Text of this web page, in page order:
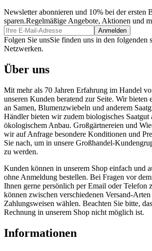
Newsletter abonnieren und 10% bei der ersten
sparen.Regelmäßige Angebote, Aktionen und
Folgen Sie unsSie finden uns in den folgenden
Netzwerken.
Über uns
Mit mehr als 70 Jahren Erfahrung im Handel
unseren Kunden beratend zur Seite. Wir bieten
an Samen, Blumenzwiebeln und anderem
Händler bieten wir zudem biologisches Saatgut
ökologischem Anbau. Großgärtnereien und
wir auf Anfrage besondere Konditionen und
Sie nach, um in unsere Großhandel-
zu werden.
Kunden können in unserem Shop einfach und
ohne Anmeldung bestellen. Bei Fragen vor
Ihnen gerne persönlich per Email oder Telefon
können zwischen verschiedenen Versand-Arten
Zahlungsweisen wählen. Beachten Sie bitte,
Rechnung in unserem Shop nicht möglich ist.
Informationen